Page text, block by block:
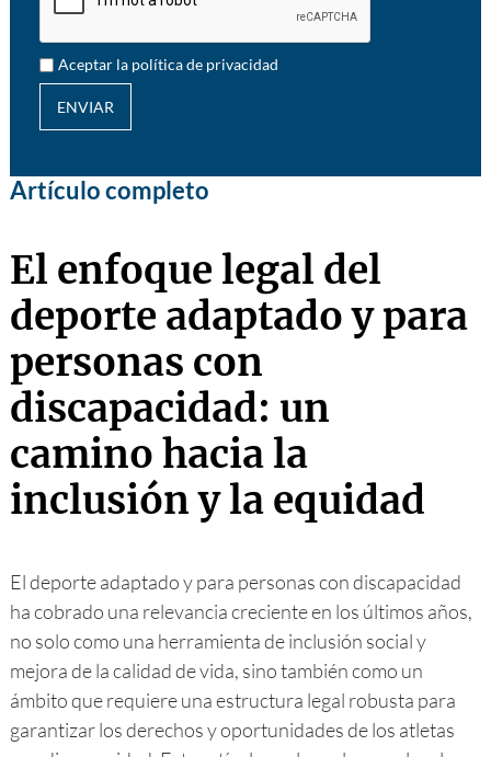
Aceptar la política de privacidad
ENVIAR
Artículo completo
El enfoque legal del
deporte adaptado y para
personas con
discapacidad: un
camino hacia la
inclusión y la equidad
El deporte adaptado y para personas con discapacidad
ha cobrado una relevancia creciente en los últimos años,
no solo como una herramienta de inclusión social y
mejora de la calidad de vida, sino también como un
ámbito que requiere una estructura legal robusta para
garantizar los derechos y oportunidades de los atletas